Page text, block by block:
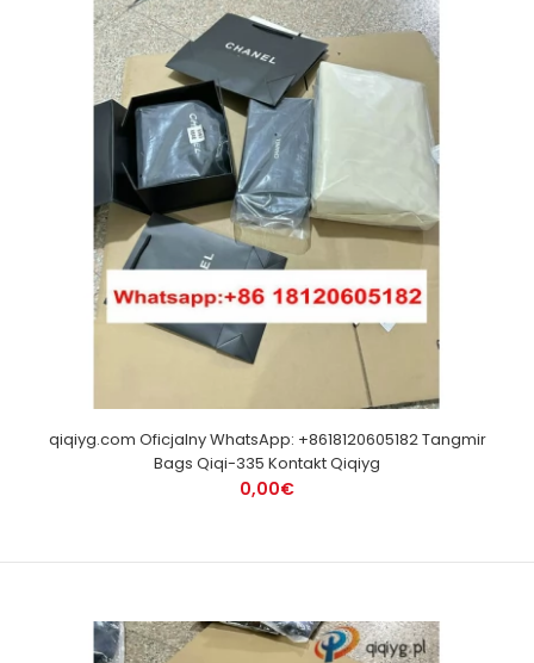
qiqiyg.com Oficjalny WhatsApp: +8618120605182 Tangmir
Bags Qiqi-335 Kontakt Qiqiyg
0,00€